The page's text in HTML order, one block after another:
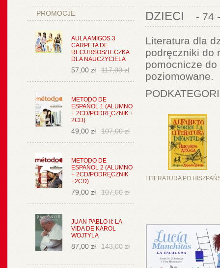
PROMOCJE
AULA AMIGOS 3
CARPETA DE
RECURSOS/TECZKA
DLA NAUCZYCIELA
57,00 zł 117,00 zł
METODO DE
ESPAŃOL 1 (ALUMNO
+ 2CD/PODRĘCZNIK +
2CD)
49,00 zł 107,00 zł
METODO DE
ESPAŃOL 2 (ALUMNO
+ 2CD/PODRĘCZNIK
+2CD)
79,00 zł 107,00 zł
JUAN PABLO II: LA
VIDA DE KAROL
WOJTYLA
87,00 zł 143,00 zł
DZIECI - 74 -
Literatura dla
podręczniki do
pomocnicze
poziomowane.
LITERATURA PO